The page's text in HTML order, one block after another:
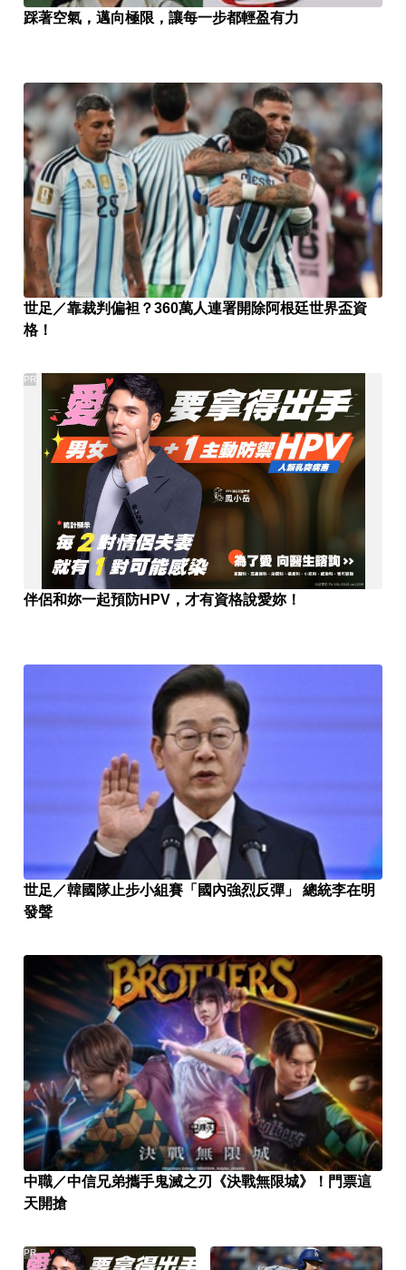
踩著空氣，邁向極限，讓每一步都輕盈有力
世足／靠裁判偏袒？360萬人連署開除阿根廷世界盃資
格！
伴侶和妳一起預防HPV，才有資格說愛妳！
PR
世足／韓國隊止步小組賽「國內強烈反彈」 總統李在明
發聲
中職／中信兄弟攜手鬼滅之刃《決戰無限城》！門票這
天開搶
PR